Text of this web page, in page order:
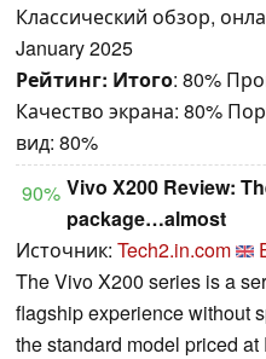
Классический обзор,
January 2025
Рейтинг: Итого: 80%
Качество экрана: 80%
вид: 80%
90% Vivo X200 Review:
package…almost
Источник: Tech2.in.com
The Vivo X200 series is a
flagship experience without
the standard model priced